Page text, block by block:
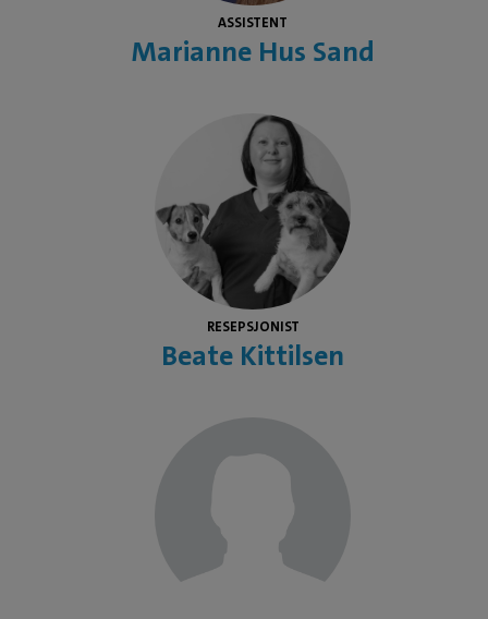
ASSISTENT
Marianne Hus Sand
RESEPSJONIST
Beate Kittilsen